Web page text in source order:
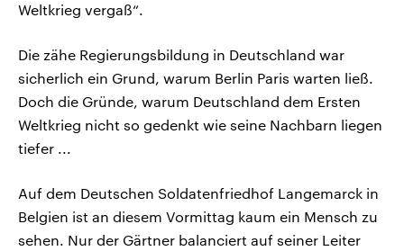
Weltkrieg vergaß“.
Die zähe Regierungsbildung in Deutschland war
sicherlich ein Grund, warum Berlin Paris warten ließ.
Doch die Gründe, warum Deutschland dem Ersten
Weltkrieg nicht so gedenkt wie seine Nachbarn liegen
tiefer ...
Auf dem Deutschen Soldatenfriedhof Langemarck in
Belgien ist an diesem Vormittag kaum ein Mensch zu
sehen. Nur der Gärtner balanciert auf seiner Leiter